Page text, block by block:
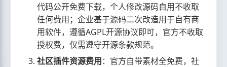
代码公开免费下载，个人修改源码自用不收取
任何费用；企业基于源码二次改造用于自有商
用软件，遵循AGPL开源协议即可，官方不收取
授权费，仅需遵守开源条款规范。
社区插件资源费用：官方自带素材全免费，社